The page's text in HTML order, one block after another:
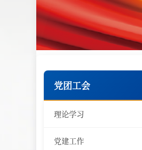
党团工会
理论学习
党建工作